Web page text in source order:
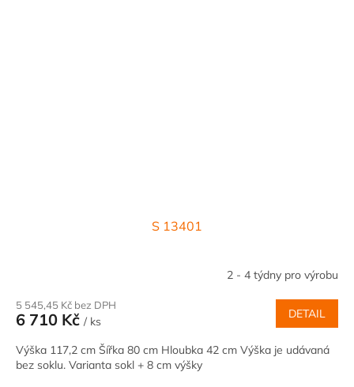
S 13401
2 - 4 týdny pro výrobu
5 545,45 Kč bez DPH
6 710 Kč / ks
DETAIL
Výška 117,2 cm Šířka 80 cm Hloubka 42 cm Výška je udávaná
bez soklu. Varianta sokl + 8 cm výšky